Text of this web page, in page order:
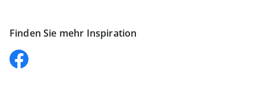
Finden Sie mehr Inspiration